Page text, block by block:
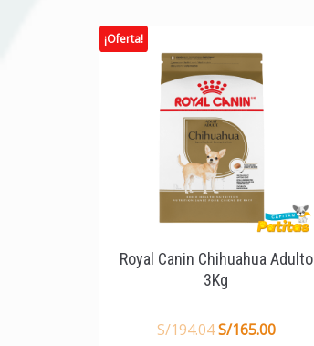
¡Oferta!
Royal Canin Chihuahua Adulto
3Kg
S/194.04S/165.00